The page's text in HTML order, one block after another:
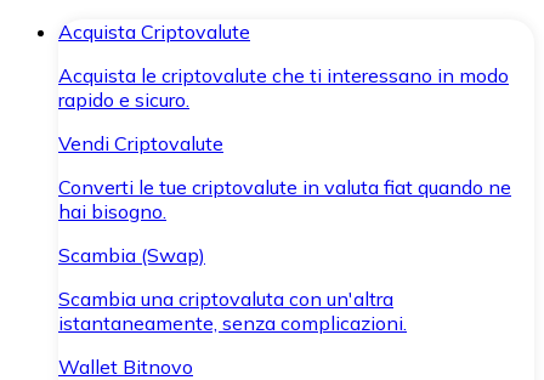
Acquista Criptovalute
Acquista le criptovalute che ti interessano in modo
rapido e sicuro.
Vendi Criptovalute
Converti le tue criptovalute in valuta fiat quando ne
hai bisogno.
Scambia (Swap)
Scambia una criptovaluta con un'altra
istantaneamente, senza complicazioni.
Wallet Bitnovo